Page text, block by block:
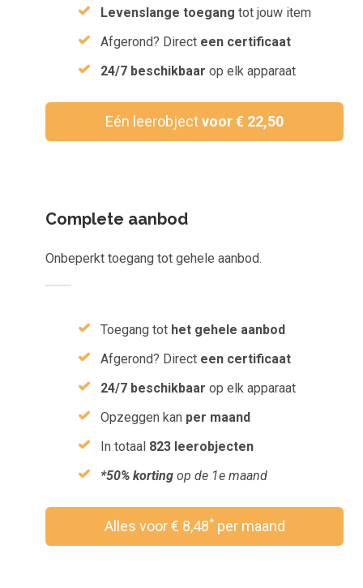
Levenslange toegang tot jouw item
Afgerond? Direct een certificaat
24/7 beschikbaar op elk apparaat
Eén leerobjectvoor € 22,50
Complete aanbod
Onbeperkt toegang tot gehele aanbod.
Toegang tot het gehele aanbod
Afgerond? Direct een certificaat
24/7 beschikbaar op elk apparaat
Opzeggen kan per maand
In totaal 823 leerobjecten
*50% korting op de 1e maand
Alles voor € 8,48*per maand